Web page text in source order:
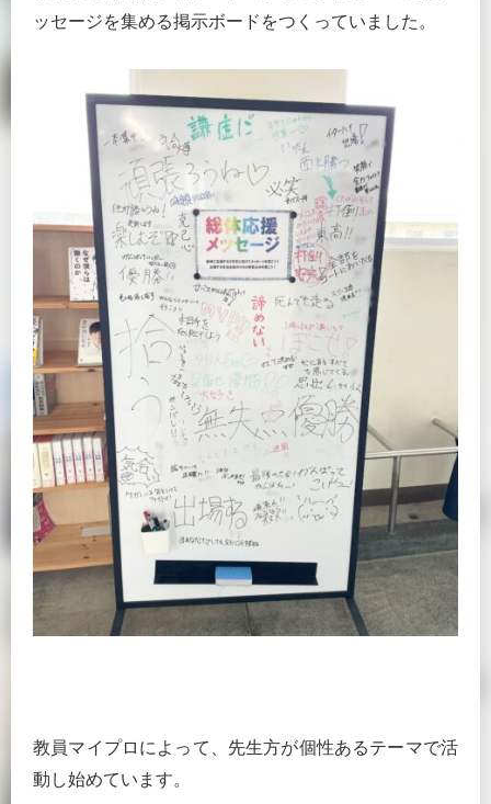
ッセージを集める掲示ボードをつくっていました。
教員マイプロによって、先生方が個性あるテーマで活
動し始めています。